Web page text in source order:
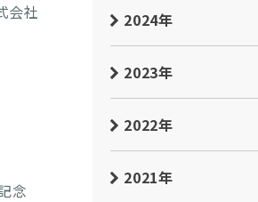
会社
念
2024年
2023年
2022年
2021年